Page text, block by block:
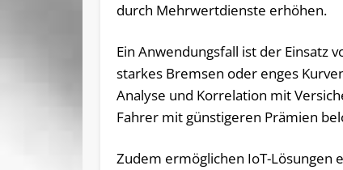
durch Mehrwertdienste erhöhen.
Ein Anwendungsfall ist der Einsatz
starkes Bremsen oder enges
Analyse und Korrelation mit
Fahrer mit günstigeren Prämien
Zudem ermöglichen IoT-Lösungen